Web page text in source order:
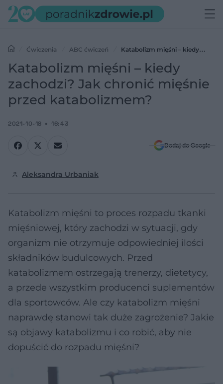
Ćwiczenia ABC ćwiczeń
Katabolizm mięśni – kiedy
zachodzi? Jak chronić mięśnie przed katabolizmem?
Katabolizm mięśni – kiedy
zachodzi? Jak chronić mięśnie
przed katabolizmem?
2021-10-18 16:43
Dodaj do Google
Aleksandra Urbaniak
Katabolizm mięśni to proces rozpadu tkanki
mięśniowej, który zachodzi w sytuacji, gdy
organizm nie otrzymuje odpowiedniej ilości
składników budulcowych. Przed
katabolizmem ostrzegają trenerzy, dietetycy,
a przede wszystkim producenci suplementów
dla sportowców. Ale czy katabolizm mięśni
naprawdę stanowi tak duże zagrożenie? Jakie
są objawy katabolizmu i co robić, aby nie
dopuścić do rozpadu mięśni?